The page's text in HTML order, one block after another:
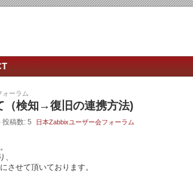
ォーラム
（検知→復旧の連携方法)
投稿数: 5 日本Zabbixユーザー会フォーラム
させて頂いております。